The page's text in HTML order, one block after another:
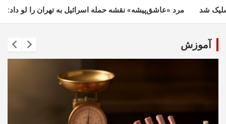
حمله اسرائیل به تهران را لو داد: پهپادهای اسرائیلی از مسیر
آموزش